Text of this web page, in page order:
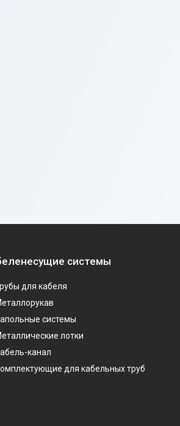
системы
для кабеля
системы
лотки
канал
для кабельных труб